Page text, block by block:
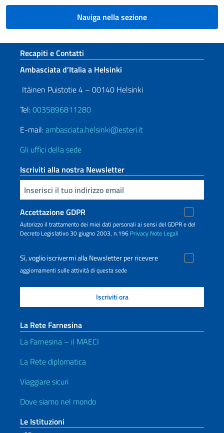
Naviga nella sezione
Sezione footer
Recapiti e Contatti
Ambasciata d’Italia a Helsinki
Itäinen Puistotie 4 – 00140 Helsinki
Tel:0035896811280
E-mail:ambasciata.helsinki@esteri.it
Gli uffici della sede
Iscriviti alla nostra Newsletter
Inserisci la tua email
Accettazione GDPR
Autorizzo il trattamento dei miei dati personali ai sensi del GDPR e del
Decreto Legislativo 30 giugno 2003, n.196 Privacy Note Legali
Sì, voglio iscrivermi alla Newsletter per ricevere
aggiornamenti sulle attività di questa sede
La Rete Farnesina
La Farnesina – il MAECI
La Rete diplomatica
Viaggiare sicuri
Dove siamo nel mondo
Le Istituzioni